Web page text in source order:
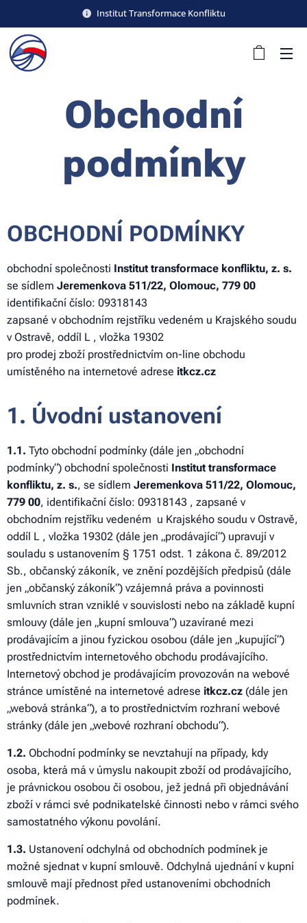
Institut Transformace Konfliktu
Obchodní
podmínky
OBCHODNÍ PODMÍNKY
obchodní společnosti Institut transformace konfliktu, z. s.
se sídlem Jeremenkova 511/22, Olomouc, 779 00
identifikační číslo: 09318143
zapsané v obchodním rejstříku vedeném u Krajského soudu
v Ostravě, oddíl L , vložka 19302
pro prodej zboží prostřednictvím on-line obchodu
umístěného na internetové adrese itkcz.cz
1. Úvodní ustanovení
1.1. Tyto obchodní podmínky (dále jen „obchodní
podmínky“) obchodní společnosti Institut transformace
konfliktu, z. s., se sídlem Jeremenkova 511/22, Olomouc,
779 00, identifikační číslo: 09318143 , zapsané v
obchodním rejstříku vedeném u Krajského soudu v Ostravě,
oddíl L , vložka 19302 (dále jen „prodávající“) upravují v
souladu s ustanovením § 1751 odst. 1 zákona č. 89/2012
Sb., občanský zákoník, ve znění pozdějších předpisů (dále
jen „občanský zákoník“) vzájemná práva a povinnosti
smluvních stran vzniklé v souvislosti nebo na základě kupní
smlouvy (dále jen „kupní smlouva“) uzavírané mezi
prodávajícím a jinou fyzickou osobou (dále jen „kupující“)
prostřednictvím internetového obchodu prodávajícího.
Internetový obchod je prodávajícím provozován na webové
stránce umístěné na internetové adrese itkcz.cz (dále jen
„webová stránka“), a to prostřednictvím rozhraní webové
stránky (dále jen „webové rozhraní obchodu“).
1.2. Obchodní podmínky se nevztahují na případy, kdy
osoba, která má v úmyslu nakoupit zboží od prodávajícího,
je právnickou osobou či osobou, jež jedná při objednávání
zboží v rámci své podnikatelské činnosti nebo v rámci svého
samostatného výkonu povolání.
1.3. Ustanovení odchylná od obchodních podmínek je
možné sjednat v kupní smlouvě. Odchylná ujednání v kupní
smlouvě mají přednost před ustanoveními obchodních
podmínek.